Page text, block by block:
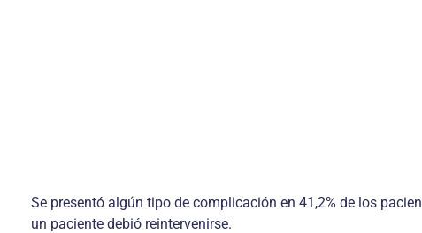
Se presentó algún tipo de complicación en 41,2% de los
un pacien­te debió reintervenirse.